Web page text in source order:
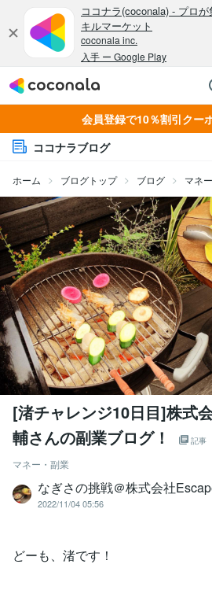
会員登録で10％割引クー
ココナラブログ
ホーム ブログトップ ブログ マネ
[渚チャレンジ10日目]株式
輔さんの副業ブログ！
記事
マネー・副業
なぎさの挑戦＠株式会社
2022/11/04 05:56
どーも、渚です！